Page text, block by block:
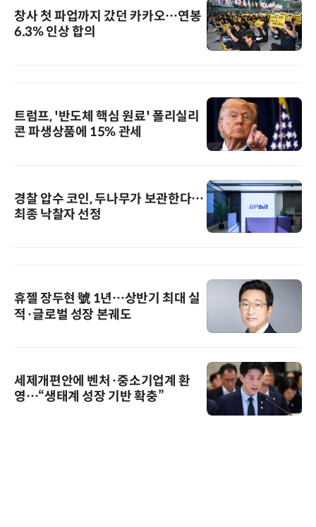
창사 첫 파업까지 갔던 카카오…연봉
6.3% 인상 합의
트럼프, '반도체 핵심 원료' 폴리실리
콘 파생상품에 15% 관세
경찰 압수 코인, 두나무가 보관한다…
최종 낙찰자 선정
휴젤 장두현 號 1년…상반기 최대 실
적·글로벌 성장 본궤도
세제개편안에 벤처·중소기업계 환
영…“생태계 성장 기반 확충”